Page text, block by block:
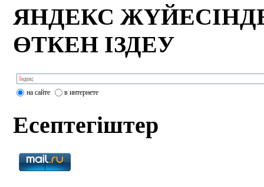
ЯНДЕКС
ӨТКЕН ІЗДЕУ
на сайте в интернете
Есептегіштер